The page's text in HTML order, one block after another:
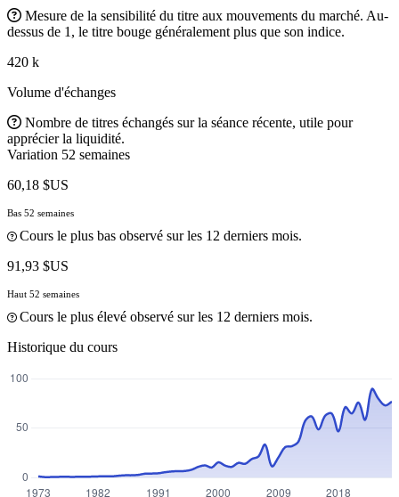
Mesure de la sensibilité du titre aux mouvements du marché. Au-
dessus de 1, le titre bouge généralement plus que son indice.
420 k
Volume d'échanges
Nombre de titres échangés sur la séance récente, utile pour
apprécier la liquidité.
Variation 52 semaines
60,18 $US
Bas 52 semaines
Cours le plus bas observé sur les 12 derniers mois.
91,93 $US
Haut 52 semaines
Cours le plus élevé observé sur les 12 derniers mois.
Historique du cours